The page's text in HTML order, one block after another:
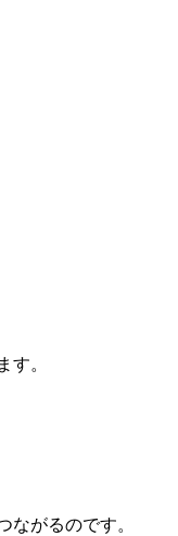
す。
がるのです。